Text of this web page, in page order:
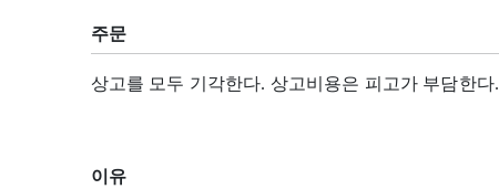
주문
상고를 모두 기각한다. 상고비용은 피고가 부담한다.
이유